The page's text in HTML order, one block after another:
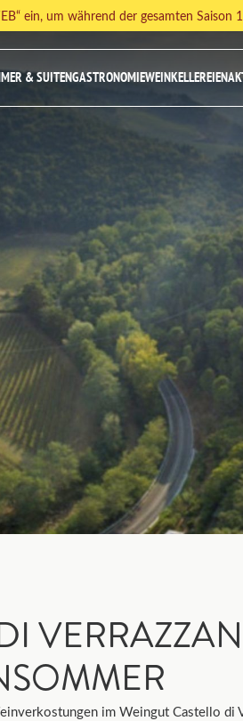
ein, um während der gesamten Saison
& SUITENGASTRONOMIEWEINKELLEREIEN
im Weingut Castello di